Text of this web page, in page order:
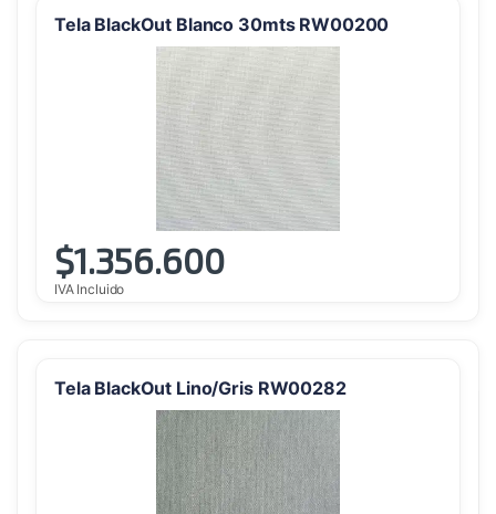
Tela BlackOut Blanco 30mts RW00200
$1.356.600
IVA Incluido
Tela BlackOut Lino/Gris RW00282